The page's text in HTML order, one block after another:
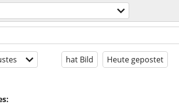
hat Bild Heute gepostet